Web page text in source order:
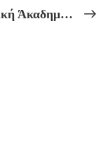
Πλατωνική Άκαδημία! Πλάτωνος: «ΠΟΛΙΤΕΙΑ!» ΤΟ ΣΠΗΛΑΙΟΝ ΤΟΥ ΠΛΑΤΩΝΟΣ! Μυστηριακή ἑρμηνεία μέ σχόλια τοῦ Πρόκλου!